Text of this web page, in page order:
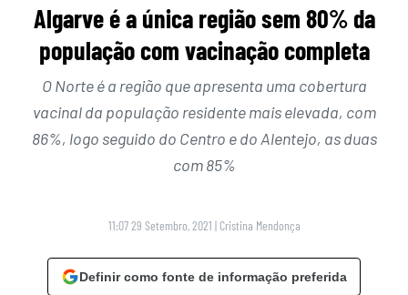
Algarve é a única região sem 80% da
população com vacinação completa
O Norte é a região que apresenta uma cobertura
vacinal da população residente mais elevada, com
86%, logo seguido do Centro e do Alentejo, as duas
com 85%
11:07 29 Setembro, 2021 | Cristina Mendonça
Definir como fonte de informação preferida